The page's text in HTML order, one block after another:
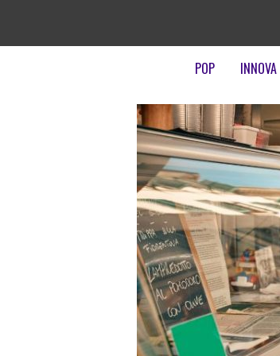
POP INNOVA